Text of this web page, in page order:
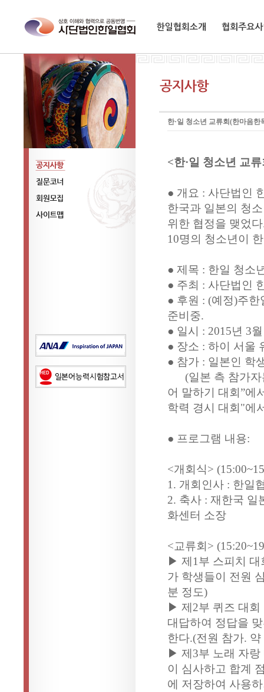
공지사항
질문코너
회원모집
한·일 청소년 교류회(한마음한
<한·일 청소년 교
● 개요 : 사단법인
한국과 일본의 청
위한 협정을 맺었
10명의 청소년이
● 제목 : 한일 청소
● 주최 : 사단법인
● 후원 : (예정)주
준비중.
● 일시 : 2015년 3
● 장소 : 하이 서울
● 참가 : 일본인 학
(일본 측 참가자
어 말하기 대회”에
학력 경시 대회"에
● 프로그램 내용:
<개회식>
1. 개회인사 : 한일
2. 축사 : 재한국 일
화센터 소장
<교류회>
▶ 제1부 스피치 대
가 학생들이 전원
분 정도)
▶ 제2부 퀴즈 대회
대답하여 정답을
한다.(전원 참가.
▶ 제3부 노래 자랑
이 심사하고 합계
에 저장하여 사용